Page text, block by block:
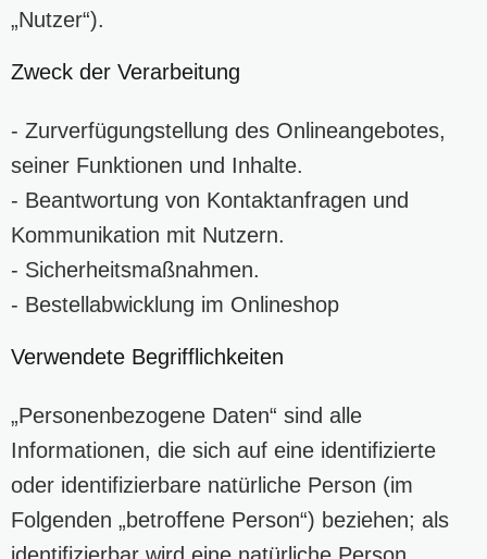
„Nutzer“).
Zweck der Verarbeitung
- Zurverfügungstellung des Onlineangebotes,
seiner Funktionen und Inhalte.
- Beantwortung von Kontaktanfragen und
Kommunikation mit Nutzern.
- Sicherheitsmaßnahmen.
- Bestellabwicklung im Onlineshop
Verwendete Begrifflichkeiten
„Personenbezogene Daten“ sind alle
Informationen, die sich auf eine identifizierte
oder identifizierbare natürliche Person (im
Folgenden „betroffene Person“) beziehen; als